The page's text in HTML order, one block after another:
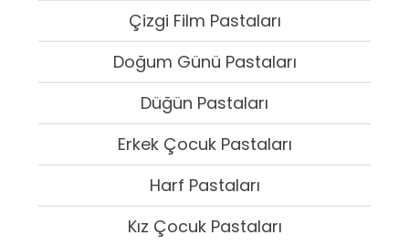
Çizgi Film Pastaları
Doğum Günü Pastaları
Düğün Pastaları
Erkek Çocuk Pastaları
Harf Pastaları
Kız Çocuk Pastaları